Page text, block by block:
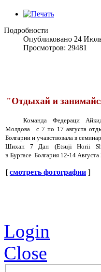
Подробности
Опубликовано 24
Просмотров: 29481
"Отдыхай и
Команда Федераци
Молдова
с 7 по 17 августа
Болгарии и учавствовала в
Шихан 7 Дан
(Etsuji Horii
в Бургасе Болгария 12-14 Августа
[ смотреть фотографии ]
Login
Close